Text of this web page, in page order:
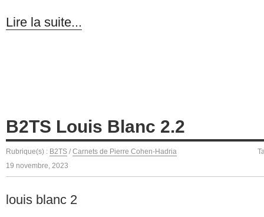
Lire la suite...
B2TS Louis Blanc 2.2
Rubrique(s) : B2TS / Carnets de Pierre Cohen-Hadria
19 novembre, 2023
louis blanc 2